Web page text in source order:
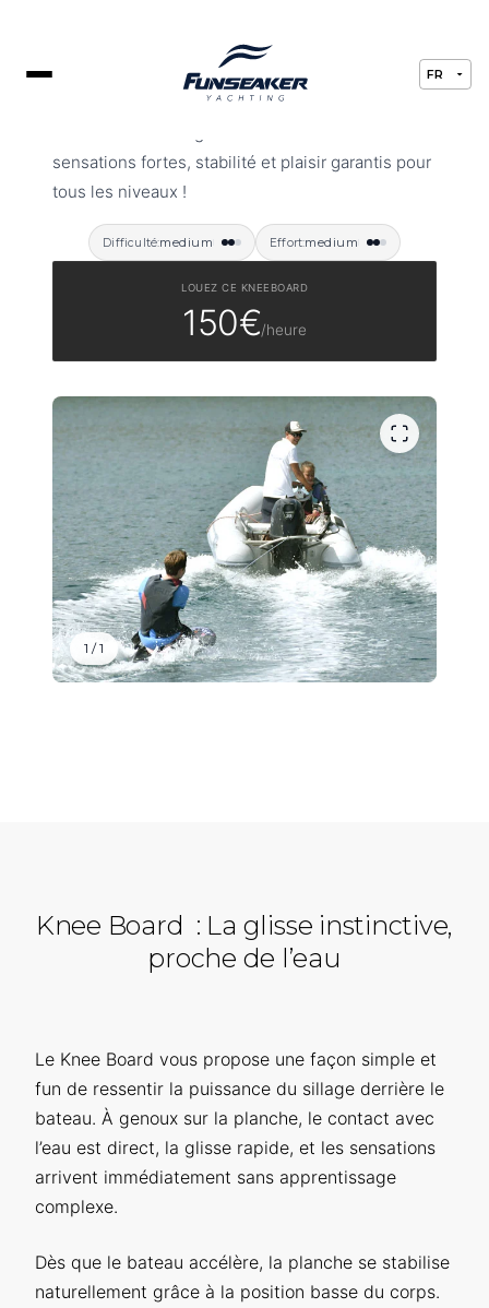
sensations fortes, stabilité et plaisir garantis pour
tous les niveaux !
Difficulté:medium Effort:medium
LOUEZ CE KNEEBOARD
150€/heure
1 / 1
Knee Board : La glisse instinctive,
proche de l’eau
Le Knee Board vous propose une façon simple et
fun de ressentir la puissance du sillage derrière le
bateau. À genoux sur la planche, le contact avec
l’eau est direct, la glisse rapide, et les sensations
arrivent immédiatement sans apprentissage
complexe.
Dès que le bateau accélère, la planche se stabilise
naturellement grâce à la position basse du corps.